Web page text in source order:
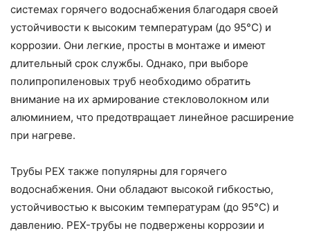
системах горячего водоснабжения благодаря своей
устойчивости к высоким температурам (до 95°C) и
коррозии. Они легкие, просты в монтаже и имеют
длительный срок службы. Однако, при выборе
полипропиленовых труб необходимо обратить
внимание на их армирование стекловолокном или
алюминием, что предотвращает линейное расширение
при нагреве.
Трубы PEX также популярны для горячего
водоснабжения. Они обладают высокой гибкостью,
устойчивостью к высоким температурам (до 95°C) и
давлению. PEX-трубы не подвержены коррозии и